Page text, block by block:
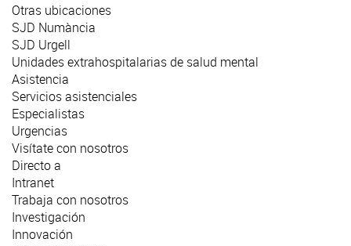
Otras ubicaciones
SJD Numància
SJD Urgell
Unidades extrahospitalarias de salud mental
Asistencia
Servicios asistenciales
Especialistas
Urgencias
Visítate con nosotros
Directo a
Intranet
Trabaja con nosotros
Investigación
Innovación